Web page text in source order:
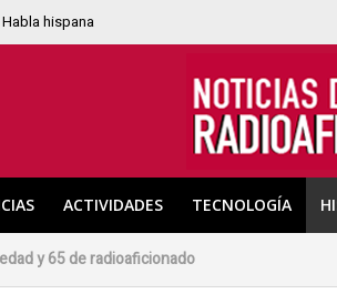
hispana
ACTIVIDADES TECNOLOGÍA
y 65 de radioaficionado